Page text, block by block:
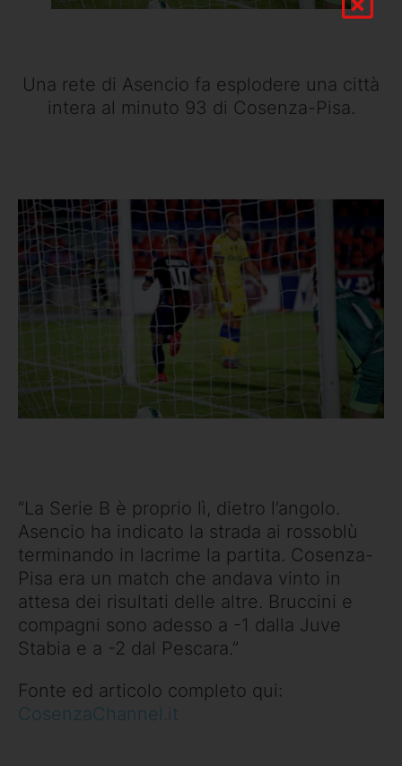
Una rete di Asencio fa esplodere una città
intera al minuto 93 di Cosenza-Pisa.
“La Serie B è proprio lì, dietro l’angolo.
Asencio ha indicato la strada ai rossoblù
terminando in lacrime la partita. Cosenza-
Pisa era un match che andava vinto in
attesa dei risultati delle altre. Bruccini e
compagni sono adesso a -1 dalla Juve
Stabia e a -2 dal Pescara.”
Fonte ed articolo completo qui:
CosenzaChannel.it